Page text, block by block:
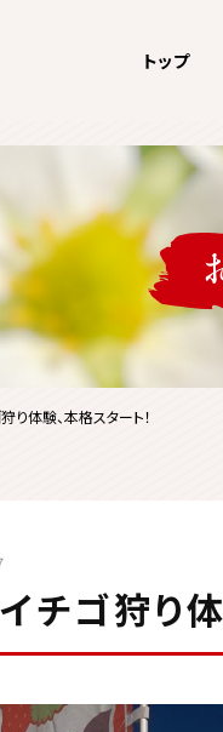
トップ
り体験、本格スタート！
チゴ狩り